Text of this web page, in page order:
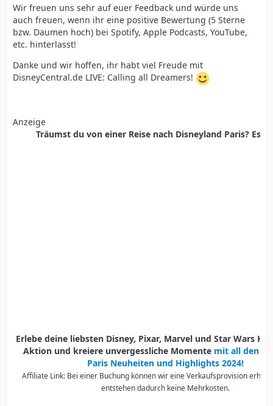
Wir freuen uns sehr auf euer Feedback und würde uns
auch freuen, wenn ihr eine positive Bewertung (5 Sterne
bzw. Daumen hoch) bei Spotify, Apple Podcasts, YouTube,
etc. hinterlasst!
Danke und wir hoffen, ihr habt viel Freude mit
DisneyCentral.de LIVE: Calling all Dreamers!
Anzeige
Träumst du von einer Reise nach Disneyland Paris? Es
Erlebe deine liebsten Disney, Pixar, Marvel und Star Wars
Aktion und kreiere unvergessliche Momente mit all den
Paris Neuheiten und Highlights 2024!
Affiliate Link: Bei einer Buchung können wir eine Verkaufsprovision
entstehen dadurch keine Mehrkosten.